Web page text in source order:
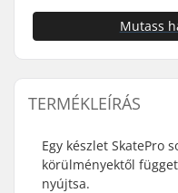
Mutass
TERMÉKLEÍRÁS
Egy készlet SkatePro
körülményektől
nyújtsa.